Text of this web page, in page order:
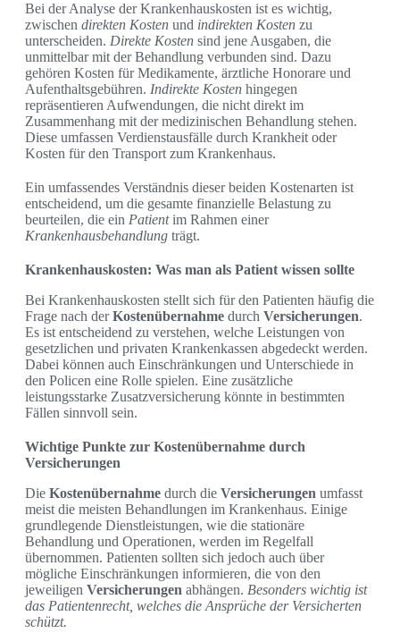
Bei der Analyse der Krankenhauskosten ist es wichtig,
zwischen direkten Kosten und indirekten Kosten zu
unterscheiden. Direkte Kosten sind jene Ausgaben, die
unmittelbar mit der Behandlung verbunden sind. Dazu
gehören Kosten für Medikamente, ärztliche Honorare und
Aufenthaltsgebühren. Indirekte Kosten hingegen
repräsentieren Aufwendungen, die nicht direkt im
Zusammenhang mit der medizinischen Behandlung stehen.
Diese umfassen Verdienstausfälle durch Krankheit oder
Kosten für den Transport zum Krankenhaus.
Ein umfassendes Verständnis dieser beiden Kostenarten ist
entscheidend, um die gesamte finanzielle Belastung zu
beurteilen, die ein Patientim Rahmen einer
Krankenhausbehandlung trägt.
Krankenhauskosten: Was man als Patient wissen sollte
Bei Krankenhauskosten stellt sich für den Patienten häufig die
Frage nach derKostenübernahme durch Versicherungen.
Es ist entscheidend zu verstehen, welche Leistungen von
gesetzlichen und privaten Krankenkassen abgedeckt werden.
Dabei können auch Einschränkungen und Unterschiede in
den Policen eine Rolle spielen. Eine zusätzliche
leistungsstarke Zusatzversicherung könnte in bestimmten
Fällen sinnvoll sein.
Wichtige Punkte zur Kostenübernahme durch
Versicherungen
Die Kostenübernahme durch die Versicherungen umfasst
meist die meisten Behandlungen im Krankenhaus. Einige
grundlegende Dienstleistungen, wie die stationäre
Behandlung und Operationen, werden im Regelfall
übernommen. Patienten sollten sich jedoch auch über
mögliche Einschränkungen informieren, die von den
jeweiligen Versicherungen abhängen. Besonders wichtig ist
das Patientenrecht, welches die Ansprüche der Versicherten
schützt.